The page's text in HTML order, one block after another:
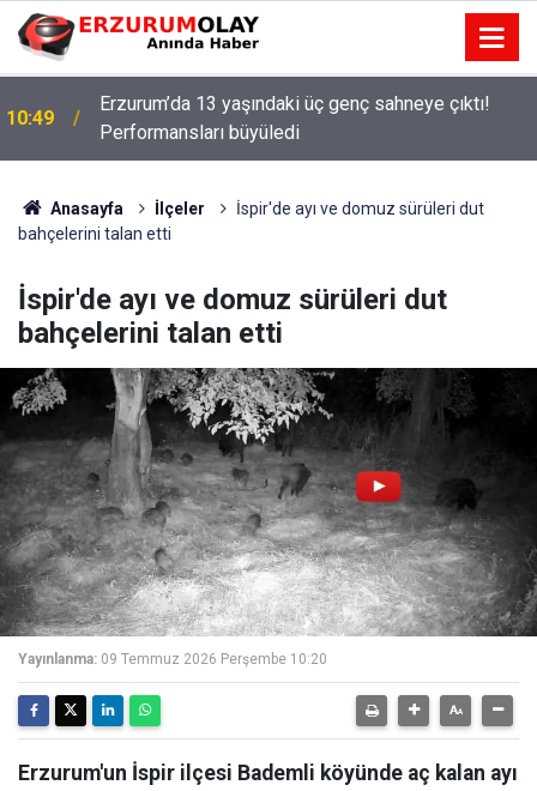
10:49
Erzurum’da 13 yaşındaki üç genç sahneye çıktı!
Performansları büyüledi
Anasayfa İlçeler
İspir'de ayı ve domuz sürüleri dut
bahçelerini talan etti
İspir'de ayı ve domuz sürüleri dut
bahçelerini talan etti
Yayınlanma: 09 Temmuz 2026 Perşembe 10:20
Erzurum'un İspir ilçesi Bademli köyünde aç kalan ayı